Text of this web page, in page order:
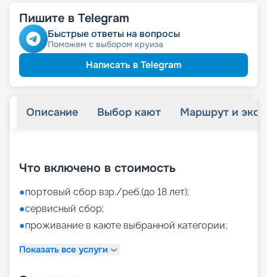
Пишите в Telegram
Быстрые ответы на вопросы
Поможем с выбором круиза
Написать в Telegram
Описание Выбор кают Маршрут и
Что включено в стоимость
●портовый сбор взр./реб.(до 18 лет);
●сервисный сбор;
●проживание в каюте выбранной категории;
Показать все услуги